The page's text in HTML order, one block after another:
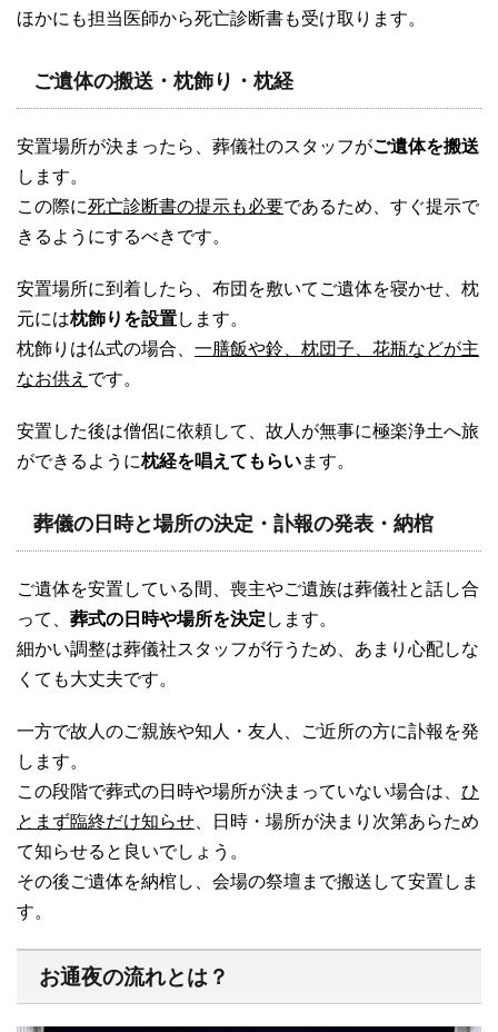
ほかにも担当医師から死亡診断書も受け取ります。
ご遺体の搬送・枕飾り・枕経
安置場所が決まったら、葬儀社のスタッフがご遺体を搬送
します。
この際に死亡診断書の提示も必要であるため、すぐ提示で
きるようにするべきです。
安置場所に到着したら、布団を敷いてご遺体を寝かせ、枕
元には枕飾りを設置します。
枕飾りは仏式の場合、 一膳飯や鈴、枕団子、花瓶などが主
なお供え です。
安置した後は僧侶に依頼して、故人が無事に極楽浄土へ旅
ができるように枕経を唱えてもらいます。
葬儀の日時と場所の決定・訃報の発表・納棺
ご遺体を安置している間、喪主やご遺族は葬儀社と話し合
って、 葬式の日時や場所を決定 します。
細かい調整は葬儀社スタッフが行うため、あまり心配しな
くても大丈夫です。
一方で故人のご親族や知人・友人、ご近所の方に訃報を発
します。
この段階で葬式の日時や場所が決まっていない場合は、 ひ
とまず臨終だけ知らせ 、日時・場所が決まり次第あらため
て知らせると良いでしょう。
その後ご遺体を納棺し、会場の祭壇まで搬送して安置しま
す。
お通夜の流れとは？